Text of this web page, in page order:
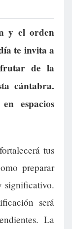
y el orden
te invita a
de la
cántabra.
espacios
tus
preparar
significativo.
será
La